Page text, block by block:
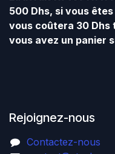
500 Dhs, si vous
vous coûtera 30 Dhs
vous avez un panier
Rejoignez-nous
Contactez-nous